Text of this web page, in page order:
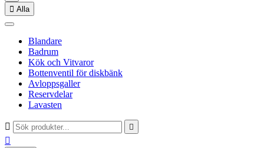
 Alla
Blandare
Badrum
Kök och Vitvaror
Bottenventil för diskbänk
Avloppsgaller
Reservdelar
Lavasten
 
